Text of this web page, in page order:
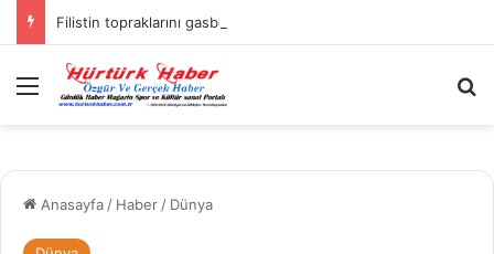
Menü
Anasayfa / Haber / Dünya